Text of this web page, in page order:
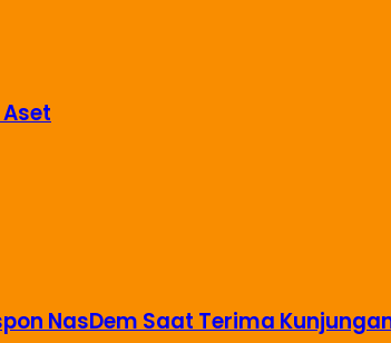
NasDem Saat Terima